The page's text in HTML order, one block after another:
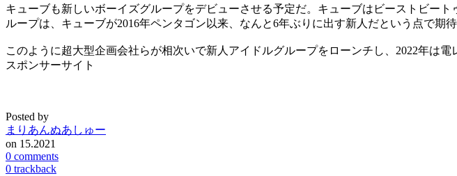
キューブも新しいボーイズグループをデビューさせる予定だ。キューブはビーストビー
ループは、キューブが2016年ペンタゴン以来、なんと6年ぶりに出す新人だという点で期
このように超大型企画会社らが相次いで新人アイドルグループをローンチし、2022年は
スポンサーサイト
Posted by
まりあんぬあしゅー
on 15.2021
0 comments
0 trackback